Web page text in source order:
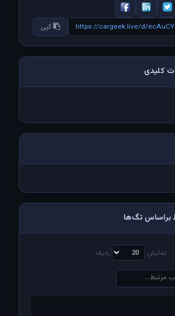
https://cargeek.live/d/ کپی
کلیدی
براساس تگ‌ها
نمایش ردیف